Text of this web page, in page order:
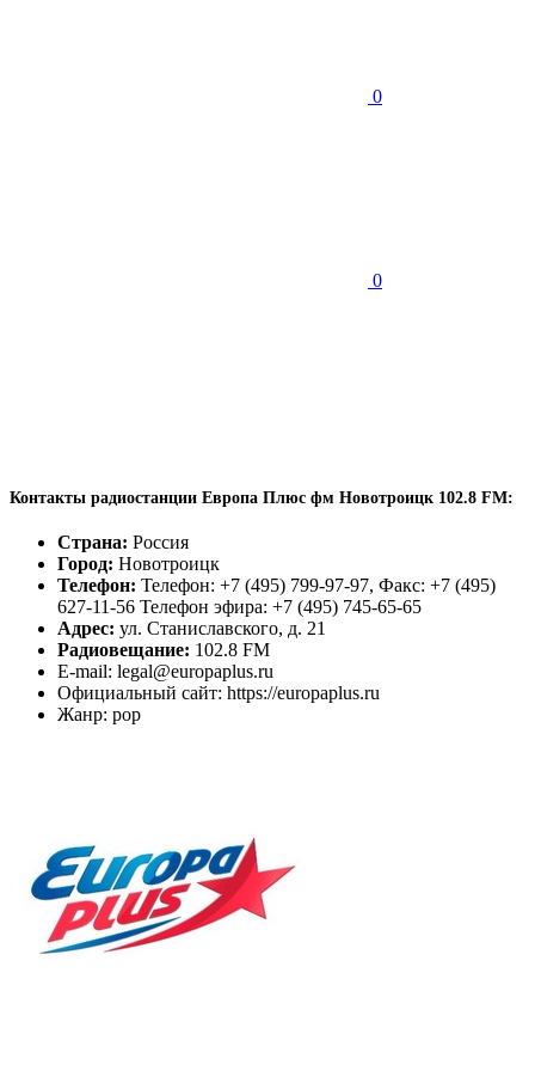
0
0
Контакты радиостанции Европа Плюс фм Новотроицк 102.8 FM:
Страна: Россия
Город: Новотроицк
Телефон: Телефон: +7 (495) 799-97-97, Факс: +7 (495)
627-11-56 Телефон эфира: +7 (495) 745-65-65
Адрес: ул. Станиславского, д. 21
Радиовещание: 102.8 FM
E-mail: legal@europaplus.ru
Официальный сайт: https://europaplus.ru
Жанр: pop